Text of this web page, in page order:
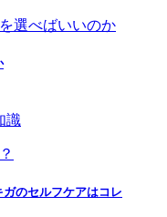
識
のセルフケアはコレ